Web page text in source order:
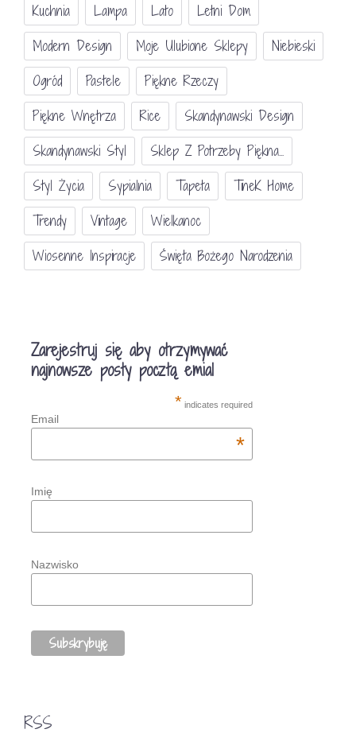
Kuchnia
Lampa Lato
Letni Dom
Modern Design
Moje Ulubione Sklepy
Niebieski
Ogród
Pastele
Piękne Rzeczy
Piękne Wnętrza
Rice
Skandynawski Design
Skandynawski Styl
Sklep Z Potrzeby Piękna...
Styl Życia
Sypialnia Tapeta
TineK Home
Trendy
Vintage
Wielkanoc
Wiosenne Inspiracje
Święta Bożego Narodzenia
Zarejestruj się aby otrzymywać
najnowsze posty pocztą emial
* indicates required
Email
*
Imię
Nazwisko
RSS